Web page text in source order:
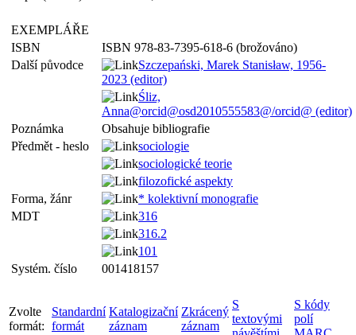
EXEMPLÁŘE
ISBN
ISBN 978-83-7395-618-6 (brožováno)
Další původce
Szczepański, Marek Stanisław, 1956-
2023 (editor)
Śliz,
Anna@orcid@osd2010555583@/orcid@ (editor)
Poznámka
Obsahuje bibliografie
Předmět - heslo
sociologie
sociologické teorie
filozofické aspekty
Forma, žánr
* kolektivní monografie
MDT
316
316.2
101
Systém. číslo
001418157
Zvolte
formát:
Standardní
formát
Katalogizační
záznam
Zkrácený
záznam
S
textovými
S kódy
polí